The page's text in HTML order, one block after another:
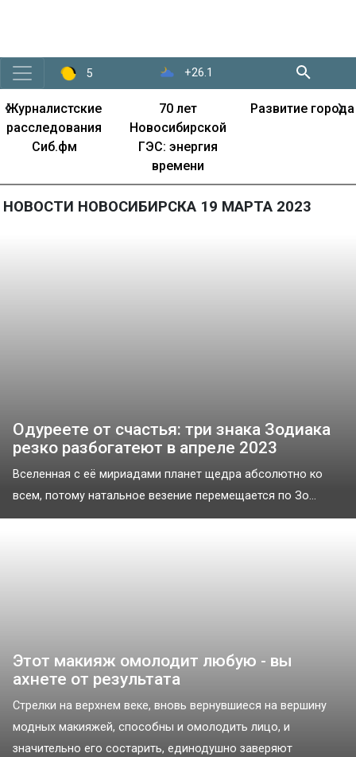
5 +26.1
Журналистские
расследования
Сиб.фм
70 лет
Новосибирской
ГЭС: энергия
времени
Развитие города
‹ ›
НОВОСТИ НОВОСИБИРСКА 19 МАРТА 2023
Одуреете от счастья: три знака Зодиака
резко разбогатеют в апреле 2023
Вселенная с её мириадами планет щедра абсолютно ко
всем, потому натальное везение перемещается по Зо...
Этот макияж омолодит любую - вы
ахнете от результата
Стрелки на верхнем веке, вновь вернувшиеся на вершину
модных макияжей, способны и омолодить лицо, и
значительно его состарить, единодушно заверяют